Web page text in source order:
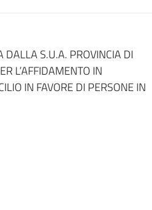
DALLA S.U.A. PROVINCIA DI
L’AFFIDAMENTO IN
IN FAVORE DI PERSONE IN